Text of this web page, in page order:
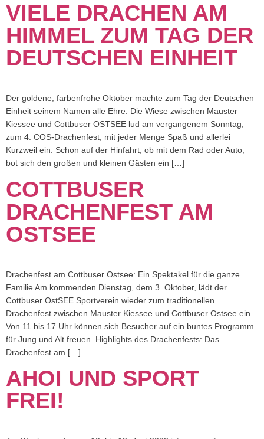
VIELE DRACHEN AM
HIMMEL ZUM TAG DER
DEUTSCHEN EINHEIT
Der goldene, farbenfrohe Oktober machte zum Tag der Deutschen
Einheit seinem Namen alle Ehre. Die Wiese zwischen Mauster
Kiessee und Cottbuser OSTSEE lud am vergangenem Sonntag,
zum 4. COS-Drachenfest, mit jeder Menge Spaß und allerlei
Kurzweil ein. Schon auf der Hinfahrt, ob mit dem Rad oder Auto,
bot sich den großen und kleinen Gästen ein […]
COTTBUSER
DRACHENFEST AM
OSTSEE
Drachenfest am Cottbuser Ostsee: Ein Spektakel für die ganze
Familie Am kommenden Dienstag, dem 3. Oktober, lädt der
Cottbuser OstSEE Sportverein wieder zum traditionellen
Drachenfest zwischen Mauster Kiessee und Cottbuser Ostsee ein.
Von 11 bis 17 Uhr können sich Besucher auf ein buntes Programm
für Jung und Alt freuen. Highlights des Drachenfests: Das
Drachenfest am […]
AHOI UND SPORT
FREI!